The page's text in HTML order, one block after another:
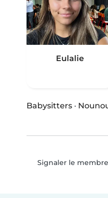
Eulalie
Babysitters ·
Signaler le membre